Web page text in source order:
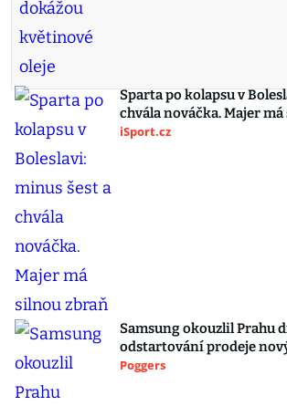
Sparta po kolapsu v
chvála nováčka. Majer
iSport.cz
Samsung okouzlil Prahu
odstartování prodeje
Poggers